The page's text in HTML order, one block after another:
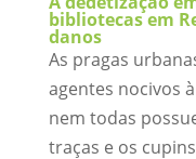
bibliotecas em
danos
As pragas
agentes nocivos
nem todas
traças e os